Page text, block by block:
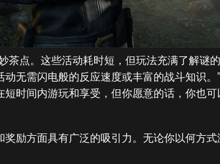
茶点。这些活动耗时短，但玩法充满了解谜
无需闪电般的反应速度或丰富的战斗知识。”
时间内游玩和享受，但你愿意的话，你也
励方面具有广泛的吸引力。无论你以何方